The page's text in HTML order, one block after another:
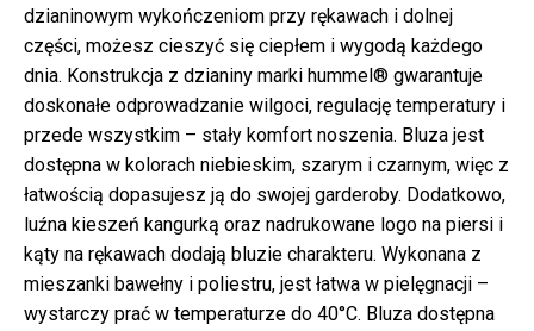
dzianinowym wykończeniom przy rękawach i dolnej
części, możesz cieszyć się ciepłem i wygodą każdego
dnia. Konstrukcja z dzianiny marki hummel® gwarantuje
doskonałe odprowadzanie wilgoci, regulację temperatury i
przede wszystkim – stały komfort noszenia. Bluza jest
dostępna w kolorach niebieskim, szarym i czarnym, więc z
łatwością dopasujesz ją do swojej garderoby. Dodatkowo,
luźna kieszeń kangurką oraz nadrukowane logo na piersi i
kąty na rękawach dodają bluzie charakteru. Wykonana z
mieszanki bawełny i poliestru, jest łatwa w pielęgnacji –
wystarczy prać w temperaturze do 40°C. Bluza dostępna